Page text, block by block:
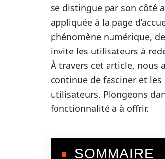
se distingue par son côté
appliquée à la page
phénomène numérique,
invite les utilisateurs à
À travers cet article, nous
continue de fasciner et
utilisateurs. Plongeons
fonctionnalité a à offrir.
SOMMAIRE